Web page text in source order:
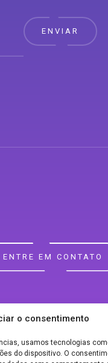
o consentimento
usamos tecnologias
do dispositivo. O
ENVIAR
ENTRE EM CONTATO